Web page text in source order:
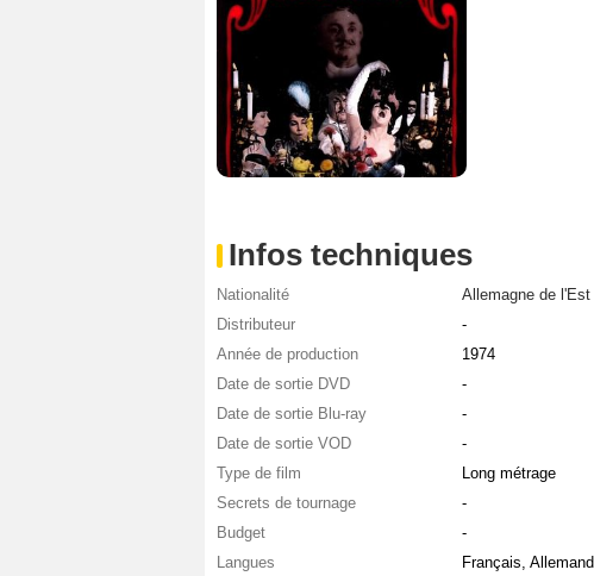
Infos techniques
Nationalité
Allemagne de l'Est
Distributeur
-
Année de production
1974
Date de sortie DVD
-
Date de sortie Blu-ray
-
Date de sortie VOD
-
Type de film
Long métrage
Secrets de tournage
-
Budget
-
Langues
Français, Allemand